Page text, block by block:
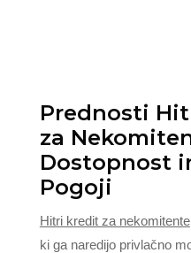
Prednosti
za
Dostopnost
Pogoji
Hitri kredit za nekomitente
ki ga naredijo privlačno